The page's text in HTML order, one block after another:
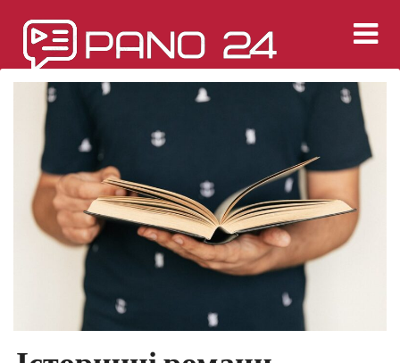
содержимому